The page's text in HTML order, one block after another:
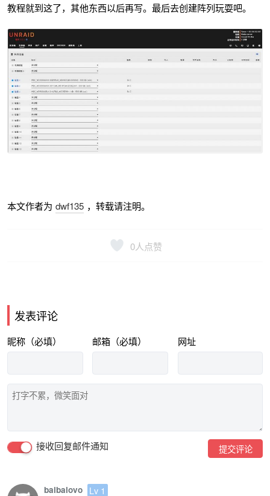
教程就到这了，其他东西以后再写。最后去创建阵列玩耍吧。
本文作者为 dwf135 ，转载请注明。
0人点赞
发表评论
昵称（必填） 邮箱（必填） 网址
接收回复邮件通知 提交评论
baibaiovo Lv 1